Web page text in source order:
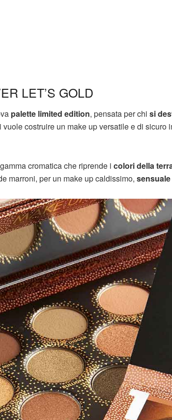
LET’S GOLD
palette limited edition, pensata per chi si
costruire un make up versatile e di sicuro
cromatica che riprende i colori della
marroni, per un make up caldissimo, sensuale